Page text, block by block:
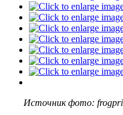
Источник фото: